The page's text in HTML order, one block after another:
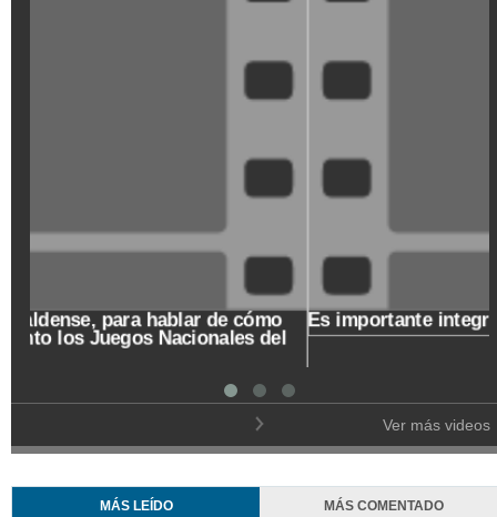
Un Café de origen caldense, para hablar de cómo
recibe el departamento los Juegos Nacionales del
Ver más videos
MÁS LEÍDO MÁS COMENTADO